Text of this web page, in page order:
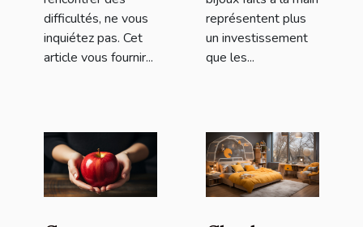
difficultés, ne vous
inquiétez pas. Cet
article vous fournir...
représentent plus
un investissement
que les...